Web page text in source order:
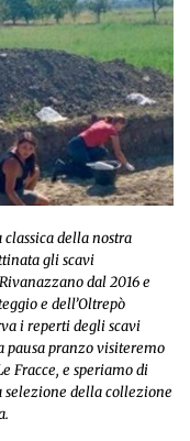
della nostra
gli scavi
dal 2016 e
e dell’Oltrepò
i reperti degli scavi
pranzo visiteremo
Fracce, e speriamo di
della collezione